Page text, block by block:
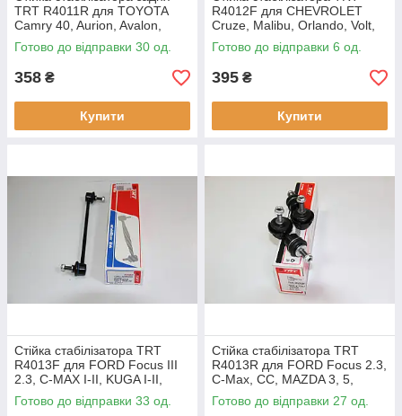
TRT R4011R для TOYOTA
Camry 40, Aurion, Avalon,
LEXUS ES 350
Готово до відправки 30 од.
358 ₴
Купити
R4012F для CHEVROLET
Cruze, Malibu, Orlando, Volt,
DAEWOO, OPEL, PONTIAC
Готово до відправки 6 од.
395 ₴
Купити
Стійка стабілізатора TRT
R4013F для FORD Focus III
2.3, C-MAX I-II, KUGA I-II,
TOURNEO CONNECT II,
Готово до відправки 33 од.
Стійка стабілізатора TRT
R4013R для FORD Focus 2.3,
C-Max, CC, MAZDA 3, 5,
Premacy, VOLVO C30, C70,
S40, V50
Готово до відправки 27 од.